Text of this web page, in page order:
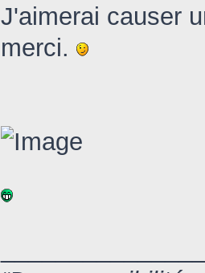
J'aimerai causer
merci.